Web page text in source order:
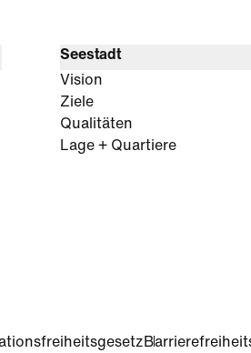
Seestadt
Vision
Ziele
Qualitäten
Lage + Quartiere